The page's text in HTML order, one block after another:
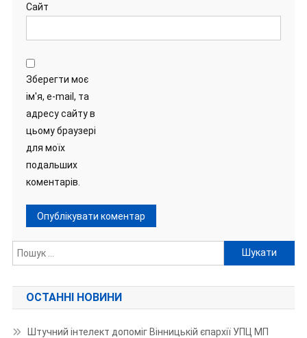
Сайт
Зберегти моє
ім'я, e-mail, та
адресу сайту в
цьому браузері
для моїх
подальших
коментарів.
Пошук:
ОСТАННІ НОВИНИ
Штучний інтелект допоміг Вінницькій єпархії УПЦ МП